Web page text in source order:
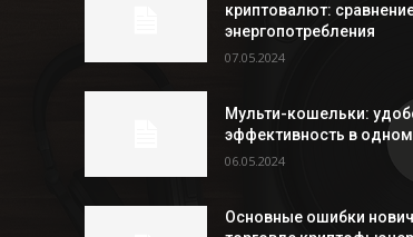
криптовалют:
энергопотребления
07.05.2024
Мульти-кошельки:
эффективность в одном
06.05.2024
Основные ошибки